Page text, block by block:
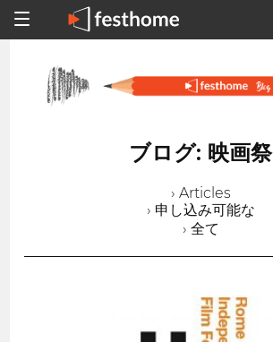
ブログ: 映画祭
› Articles
› 申し込み可能な
› 全て